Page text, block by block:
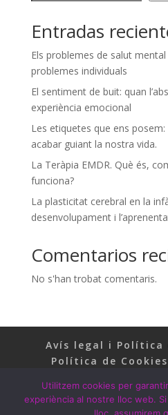
Entradas
Els problemes de salut
problemes individuals
El sentiment de buit: quan
experiència emocional
Les etiquetes que ens
acabar guiant la nostra vida.
La Teràpia EMDR. Què és,
funciona?
La plasticitat cerebral en la
desenvolupament i
Comentarios
No s'han trobat comentaris.
Avís legal i
Política de Cookies
Utilitzem cookies per
experiència al nostre lloc web.